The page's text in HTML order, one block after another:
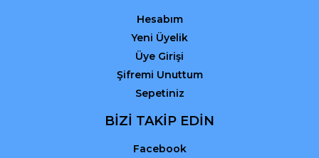
Hesabım
Yeni Üyelik
Üye Girişi
Şifremi Unuttum
Sepetiniz
BİZİ TAKİP EDİN
Facebook